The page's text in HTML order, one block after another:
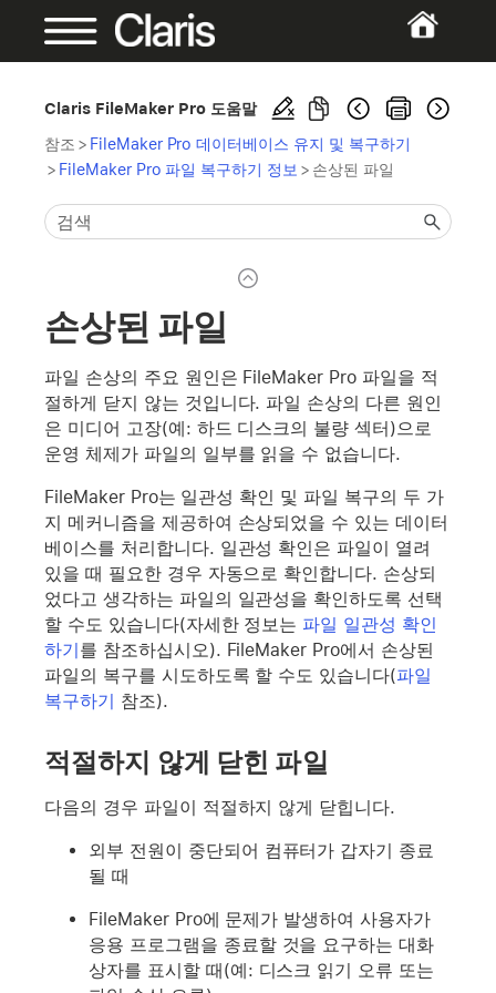
Claris FileMaker Pro 도움말
참조 > FileMaker Pro 데이터베이스 유지 및 복구하기
> FileMaker Pro 파일 복구하기 정보 > 손상된 파일
손상된 파일
파일 손상의 주요 원인은 FileMaker Pro 파일을 적
절하게 닫지 않는 것입니다. 파일 손상의 다른 원인
은 미디어 고장(예: 하드 디스크의 불량 섹터)으로
운영 체제가 파일의 일부를 읽을 수 없습니다.
FileMaker Pro는 일관성 확인 및 파일 복구의 두 가
지 메커니즘을 제공하여 손상되었을 수 있는 데이터
베이스를 처리합니다. 일관성 확인은 파일이 열려
있을 때 필요한 경우 자동으로 확인합니다. 손상되
었다고 생각하는 파일의 일관성을 확인하도록 선택
할 수도 있습니다(자세한 정보는 파일 일관성 확인
하기를 참조하십시오). FileMaker Pro에서 손상된
파일의 복구를 시도하도록 할 수도 있습니다(파일
복구하기 참조).
적절하지 않게 닫힌 파일
다음의 경우 파일이 적절하지 않게 닫힙니다.
외부 전원이 중단되어 컴퓨터가 갑자기 종료
될 때
FileMaker Pro에 문제가 발생하여 사용자가
응용 프로그램을 종료할 것을 요구하는 대화
상자를 표시할 때(예: 디스크 읽기 오류 또는